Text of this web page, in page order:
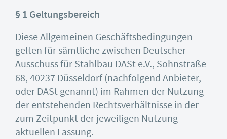
§ 1 Geltungsbereich
Diese Allgemeinen Geschäftsbedingungen
gelten für sämtliche zwischen Deutscher
Ausschuss für Stahlbau DASt e.V., Sohnstraße
68, 40237 Düsseldorf (nachfolgend Anbieter,
oder DASt genannt) im Rahmen der Nutzung
der entstehenden Rechtsverhältnisse in der
zum Zeitpunkt der jeweiligen Nutzung
aktuellen Fassung.